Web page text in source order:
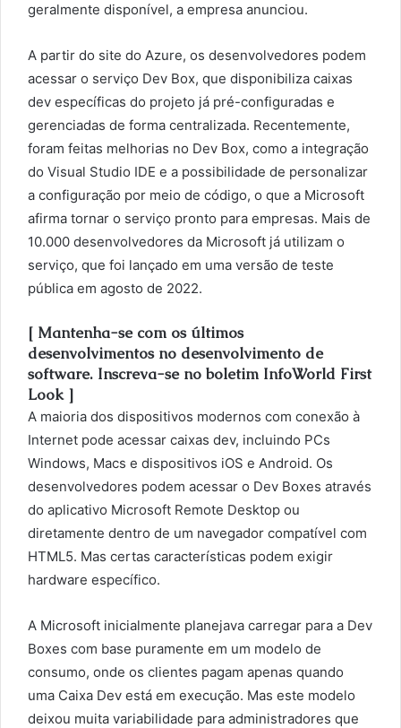
geralmente disponível, a empresa anunciou.
A partir do site do Azure, os desenvolvedores podem
acessar o serviço Dev Box, que disponibiliza caixas
dev específicas do projeto já pré-configuradas e
gerenciadas de forma centralizada. Recentemente,
foram feitas melhorias no Dev Box, como a integração
do Visual Studio IDE e a possibilidade de personalizar
a configuração por meio de código, o que a Microsoft
afirma tornar o serviço pronto para empresas. Mais de
10.000 desenvolvedores da Microsoft já utilizam o
serviço, que foi lançado em uma versão de teste
pública em agosto de 2022.
[ Mantenha-se com os últimos
desenvolvimentos no desenvolvimento de
software. Inscreva-se no boletim InfoWorld First
Look ]
A maioria dos dispositivos modernos com conexão à
Internet pode acessar caixas dev, incluindo PCs
Windows, Macs e dispositivos iOS e Android. Os
desenvolvedores podem acessar o Dev Boxes através
do aplicativo Microsoft Remote Desktop ou
diretamente dentro de um navegador compatível com
HTML5. Mas certas características podem exigir
hardware específico.
A Microsoft inicialmente planejava carregar para a Dev
Boxes com base puramente em um modelo de
consumo, onde os clientes pagam apenas quando
uma Caixa Dev está em execução. Mas este modelo
deixou muita variabilidade para administradores que